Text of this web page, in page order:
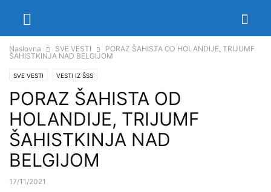
Naslovna SVE VESTI
PORAZ ŠAHISTA OD HOLANDIJE, TRIJUMF
ŠAHISTKINJA NAD BELGIJOM
SVE VESTI VESTI IZ ŠSS
PORAZ ŠAHISTA OD
HOLANDIJE, TRIJUMF
ŠAHISTKINJA NAD
BELGIJOM
17/11/2021